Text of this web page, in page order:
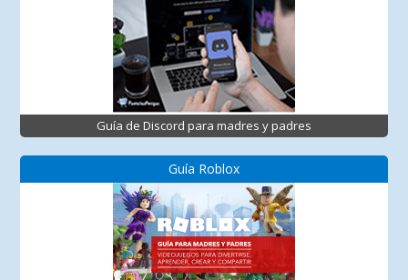
Guía de Discord para madres y padres
Guía Roblox